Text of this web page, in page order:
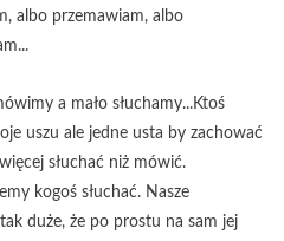
albo przemawiam, albo
a mało słuchamy...Ktoś
uszu ale jedne usta by zachować
słuchać niż mówić.
kogoś słuchać. Nasze
duże, że po prostu na sam jej